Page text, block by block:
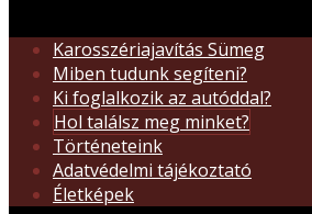
Karosszériajavítás Sümeg
Miben tudunk segíteni?
Ki foglalkozik az autóddal?
Hol találsz meg minket?
Történeteink
Adatvédelmi tájékoztató
Életképek